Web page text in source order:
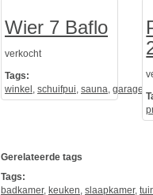
Wier 7 Baflo
verkocht
Tags:
winkel , schuifpui, sauna, garage
Gerelateerde tags
Tags:
badkamer, keuken, slaapkamer,